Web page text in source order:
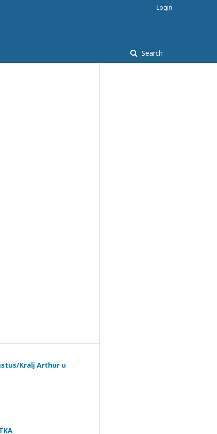
Search
Login
Kralj Arthur u